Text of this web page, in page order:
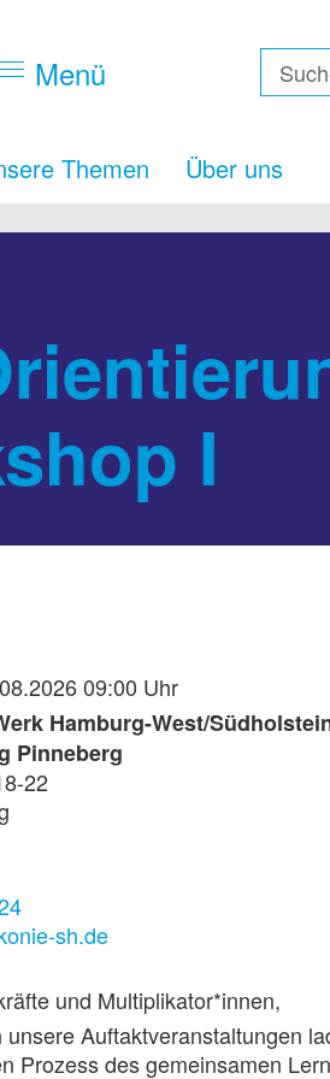
Menü
Themen Über uns
I
09:00 Uhr
Hamburg-West/
Pinneberg
22
sh.de
und Multiplikator*innen,
Auftaktveranstaltungen
Prozess des gemeinsamen